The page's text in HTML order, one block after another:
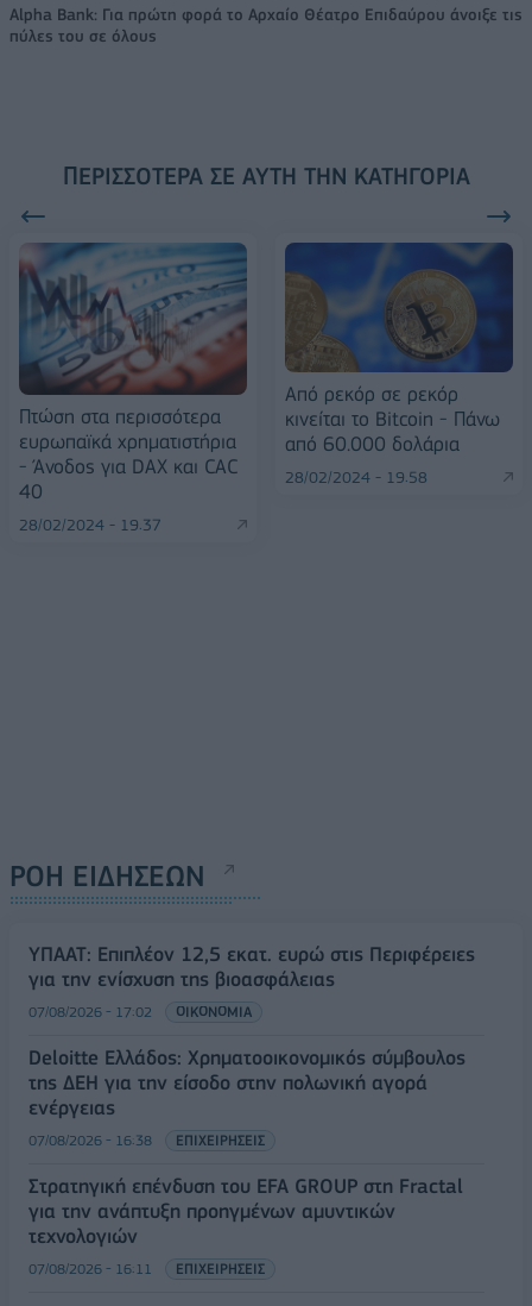
Alpha Bank: Για πρώτη φορά το Αρχαίο Θέατρο Επιδαύρου άνοιξε τις
πύλες του σε όλους
ΠΕΡΙΣΣΌΤΕΡΑ ΣΕ ΑΥΤΉ ΤΗΝ ΚΑΤΗΓΟΡΊΑ
Πτώση στα περισσότερα
ευρωπαϊκά χρηματιστήρια
- Άνοδος για DAX και CAC
40
28/02/2024 - 19:37
Από ρεκόρ σε ρεκόρ
κινείται το Bitcoin - Πάνω
από 60.000 δολάρια
28/02/2024 - 19:58
ΡΟΗ ΕΙΔΗΣΕΩΝ
ΥΠΑΑΤ: Επιπλέον 12,5 εκατ. ευρώ στις Περιφέρειες
για την ενίσχυση της βιοασφάλειας
07/08/2026 - 17:02 ΟΙΚΟΝΟΜΙΑ
Deloitte Ελλάδος: Χρηματοοικονομικός σύμβουλος
της ΔΕΗ για την είσοδο στην πολωνική αγορά
ενέργειας
07/08/2026 - 16:38 ΕΠΙΧΕΙΡΗΣΕΙΣ
Στρατηγική επένδυση του EFA GROUP στη Fractal
για την ανάπτυξη προηγμένων αμυντικών
τεχνολογιών
07/08/2026 - 16:11 ΕΠΙΧΕΙΡΗΣΕΙΣ